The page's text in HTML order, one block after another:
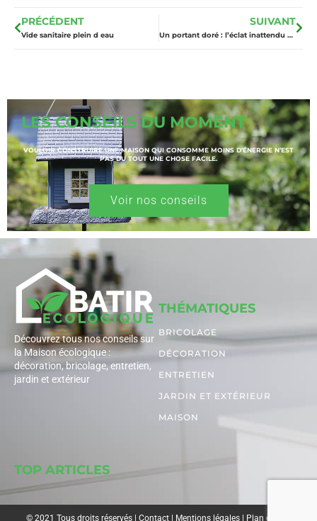
PRÉCÉDENT
Vide sanitaire plein d eau
SUIVANT
Un portant doré : l’éclat inattendu qui illumine votre intérieur
LES CONSEILS DU MOMENT
VOULOIR CONSTRUIRE UNE MAISON QUI CONSOMME MOINS D’ÉNERGIE N’EST
PAS DU TOUT UNE CHOSE FACILE.
Voir nos conseils
Découvrez tous nos conseils sur
la Maison écologique :
décoration, bricolage, entretien,
jardin et extérieur
THÉMATIQUES
BRICOLAGE
DÉCORATION
ENTRETIEN
JARDIN ET EXTÉRIEUR
MAISON
TOP ARTICLES
© 2021 Tous droits réservés | Contact| Mentions légales| Plan du site